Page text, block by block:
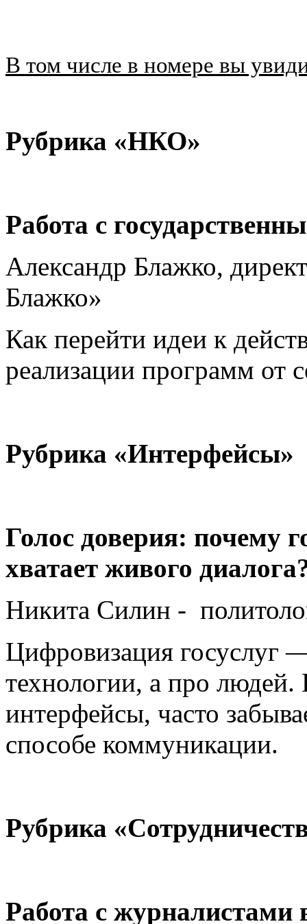
В том числе в номере вы
Рубрика «НКО»
Работа с
Александр Блажко,
Блажко»
Как перейти идеи к
реализации программ от
Рубрика «Интерфейсы»
Голос доверия: почему
хватает живого
Никита Силин -
Цифровизация госуслуг
технологии, а про
интерфейсы, часто
способе коммуникации.
Рубрика
Работа с журналистами